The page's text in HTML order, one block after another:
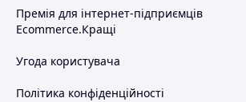
Премія для інтернет-підприємців
Ecommerce.Кращі
Угода користувача
Політика конфіденційності